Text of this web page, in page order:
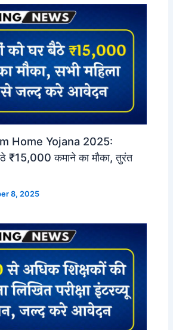
Home Yojana 2025:
₹15,000 कमाने का मौका, तुरंत
8, 2025